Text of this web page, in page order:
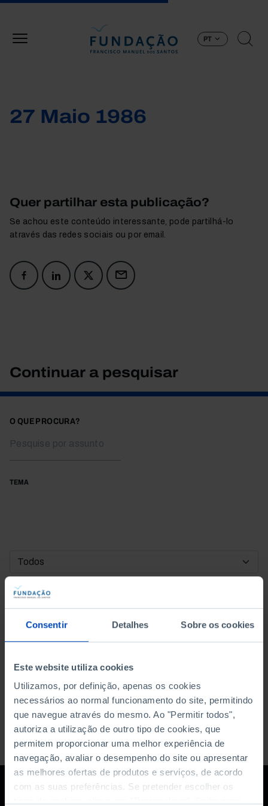
Consentir Detalhes Sobre os cookies
Este website utiliza cookies
Utilizamos, por definição, apenas os cookies
necessários ao normal funcionamento do site, permitindo
que navegue através do mesmo. Ao "Permitir todos",
autoriza a utilização de outro tipo de cookies, que
permitem proporcionar uma melhor experiência de
navegação, avaliar o desempenho do site ou apresentar
as melhores ofertas de produtos e serviços, de acordo
com as suas preferências. Se pretender escolher os
PT
27 Maio 1986
Quer partilhar esta publicação?
Se achou este conteúdo interessante, pode partilhá-lo
através das redes sociais ou por email.
Continuar a pesquisar
O QUE PROCURA?
TEMA
DATA DE INÍCIO
DATA DE FIM